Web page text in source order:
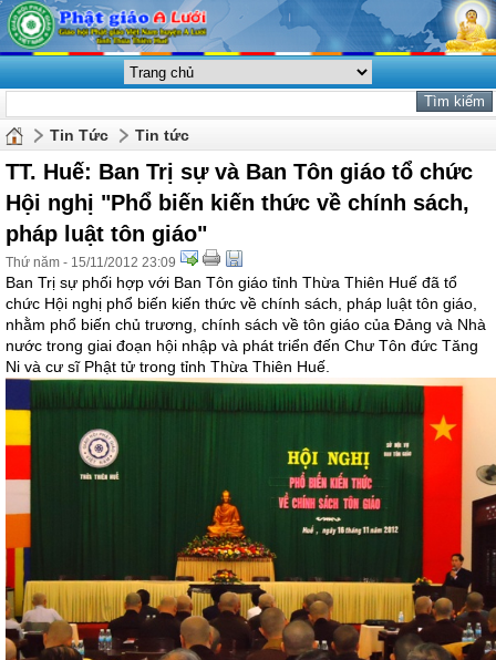
Tin Tức Tin tức
TT. Huế: Ban Trị sự và Ban Tôn giáo tổ chức
Hội nghị "Phổ biến kiến thức về chính sách,
pháp luật tôn giáo"
Thứ năm - 15/11/2012 23:09
Ban Trị sự phối hợp với Ban Tôn giáo tỉnh Thừa Thiên Huế đã tổ
chức Hội nghị phổ biến kiến thức về chính sách, pháp luật tôn giáo,
nhằm phổ biến chủ trương, chính sách về tôn giáo của Đảng và Nhà
nước trong giai đoạn hội nhập và phát triển đến Chư Tôn đức Tăng
Ni và cư sĩ Phật tử trong tỉnh Thừa Thiên Huế.